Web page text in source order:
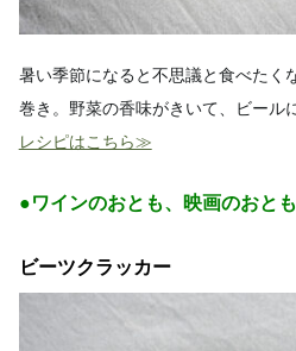
暑い季節になると不思議と食べたく
巻き。野菜の香味がきいて、ビール
レシピはこちら≫
●ワインのおとも、映画のおと
ビーツクラッカー